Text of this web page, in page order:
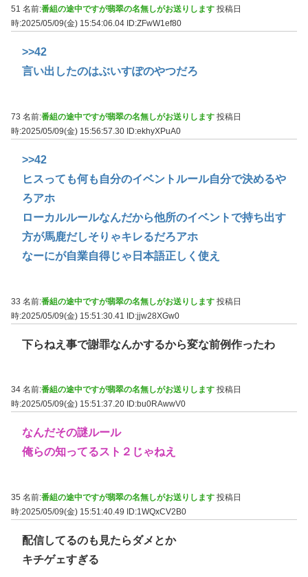
51 名前:番組の途中ですが翡翠の名無しがお送りします 投稿日
時:2025/05/09(金) 15:54:06.04 ID:ZFwW1ef80
>>42
言い出したのはぶいすぽのやつだろ
73 名前:番組の途中ですが翡翠の名無しがお送りします 投稿日
時:2025/05/09(金) 15:56:57.30 ID:ekhyXPuA0
>>42
ヒスっても何も自分のイベントルール自分で決めるや
ろアホ
ローカルルールなんだから他所のイベントで持ち出す
方が馬鹿だしそりゃキレるだろアホ
なーにが自業自得じゃ日本語正しく使え
33 名前:番組の途中ですが翡翠の名無しがお送りします 投稿日
時:2025/05/09(金) 15:51:30.41 ID:jjw28XGw0
下らねえ事で謝罪なんかするから変な前例作ったわ
34 名前:番組の途中ですが翡翠の名無しがお送りします 投稿日
時:2025/05/09(金) 15:51:37.20 ID:bu0RAwwV0
なんだその謎ルール
俺らの知ってるスト２じゃねえ
35 名前:番組の途中ですが翡翠の名無しがお送りします 投稿日
時:2025/05/09(金) 15:51:40.49 ID:1WQxCV2B0
配信してるのも見たらダメとか
キチゲェすぎる